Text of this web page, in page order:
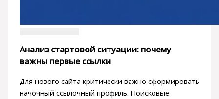
Анализ стартовой ситуации: почему
важны первые ссылки
Для нового сайта критически важно сформировать
начочный ссылочный профиль. Поисковые